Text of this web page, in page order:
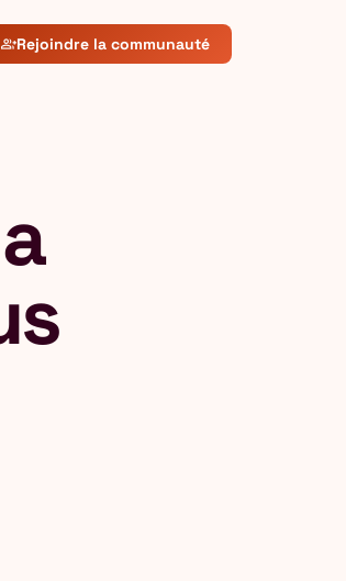
group_addRejoindre la communauté